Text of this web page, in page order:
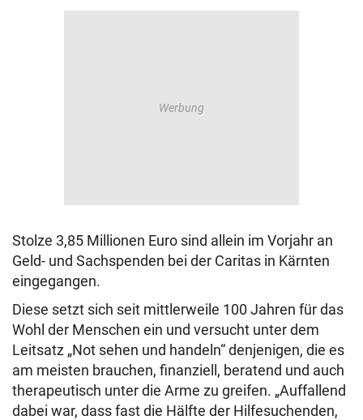
Stolze 3,85 Millionen Euro sind allein im Vorjahr an
Geld- und Sachspenden bei der Caritas in Kärnten
eingegangen.
Diese setzt sich seit mittlerweile 100 Jahren für das
Wohl der Menschen ein und versucht unter dem
Leitsatz „Not sehen und handeln“ denjenigen, die es
am meisten brauchen, finanziell, beratend und auch
therapeutisch unter die Arme zu greifen. „Auffallend
dabei war, dass fast die Hälfte der Hilfesuchenden,